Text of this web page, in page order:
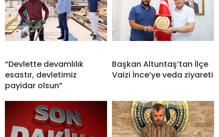
“Devlette devamlılık
esastır, devletimiz
payidar olsun”
Başkan Altuntaş’tan İlçe
Vaizi İnce’ye veda ziyareti